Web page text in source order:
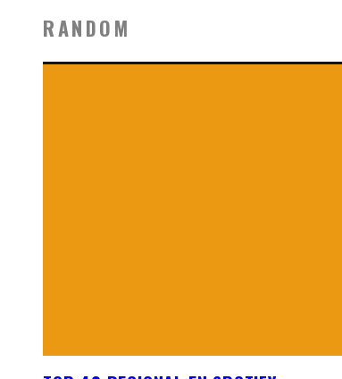
RANDOM